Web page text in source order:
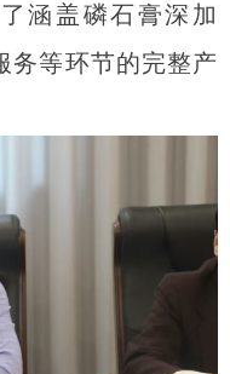
涵盖磷石膏深加
务等环节的完整产